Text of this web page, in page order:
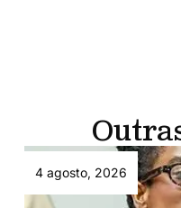
4 agosto, 2026